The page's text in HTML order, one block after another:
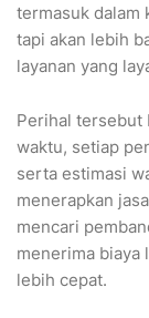
termasuk dalam
tapi akan lebih
layanan yang
Perihal tersebut
waktu, setiap
serta estimasi
menerapkan
mencari
menerima biaya
lebih cepat.